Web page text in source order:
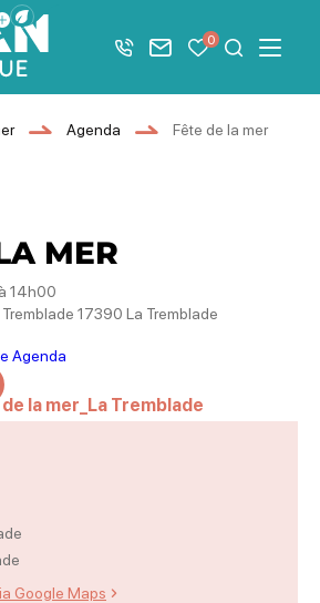
la barre de navigation du mode éco
+33 5 46 08 21 00
Nous contacter
Mes favoris
0 JeMenu
Agenda Fête de la mer
MER
14h00
17390 La Tremblade
Agenda
Fête de la mer_La Tremblade,
Tremblade
Tremblade
Tremblade
Google Maps